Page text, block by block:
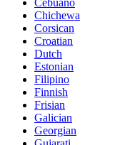
Cebuano
Chichewa
Corsican
Croatian
Dutch
Estonian
Filipino
Finnish
Frisian
Galician
Georgian